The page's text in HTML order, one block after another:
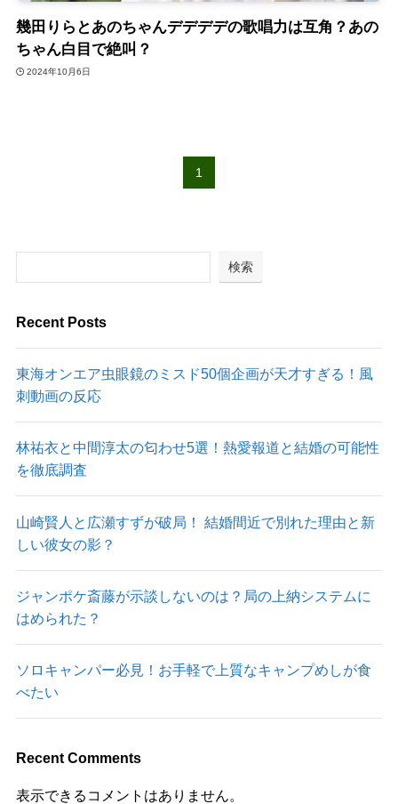
幾田りらとあのちゃんデデデデの歌唱力は互角？あの
ちゃん白目で絶叫？
2024年10月6日
1
検索
Recent Posts
東海オンエア虫眼鏡のミスド50個企画が天才すぎる！風
刺動画の反応
林祐衣と中間淳太の匂わせ5選！熱愛報道と結婚の可能性
を徹底調査
山崎賢人と広瀬すずが破局！ 結婚間近で別れた理由と新
しい彼女の影？
ジャンポケ斎藤が示談しないのは？局の上納システムに
はめられた？
ソロキャンパー必見！お手軽で上質なキャンプめしが食
べたい
Recent Comments
表示できるコメントはありません。